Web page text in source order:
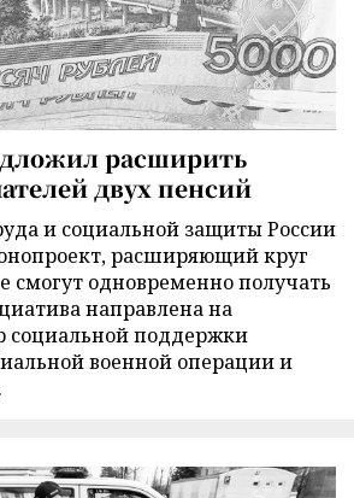
расширить
двух пенсий
и социальной защиты России
расширяющий круг
смогут одновременно получать
направлена на
поддержки
военной операции и